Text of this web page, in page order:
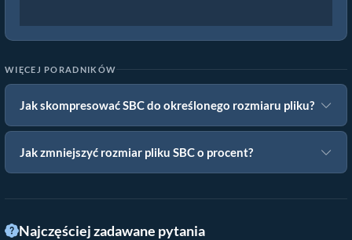
WIĘCEJ PORADNIKÓW
Jak skompresować SBC do określonego rozmiaru pliku?
Jak zmniejszyć rozmiar pliku SBC o procent?
Najczęściej zadawane pytania